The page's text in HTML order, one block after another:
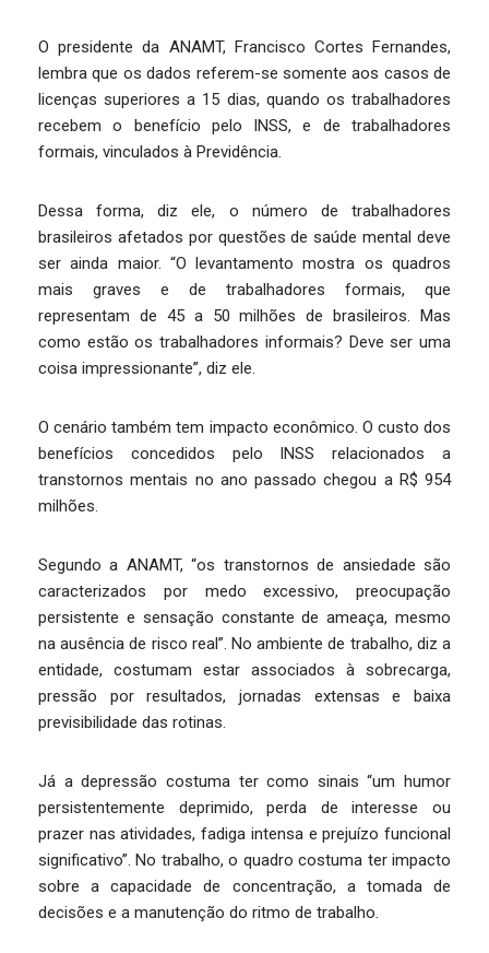
O presidente da ANAMT, Francisco Cortes Fernandes,
lembra que os dados referem-se somente aos casos de
licenças superiores a 15 dias, quando os trabalhadores
recebem o benefício pelo INSS, e de trabalhadores
formais, vinculados à Previdência.
Dessa forma, diz ele, o número de trabalhadores
brasileiros afetados por questões de saúde mental deve
ser ainda maior. “O levantamento mostra os quadros
mais graves e de trabalhadores formais, que
representam de 45 a 50 milhões de brasileiros. Mas
como estão os trabalhadores informais? Deve ser uma
coisa impressionante”, diz ele.
O cenário também tem impacto econômico. O custo dos
benefícios concedidos pelo INSS relacionados a
transtornos mentais no ano passado chegou a R$ 954
milhões.
Segundo a ANAMT, “os transtornos de ansiedade são
caracterizados por medo excessivo, preocupação
persistente e sensação constante de ameaça, mesmo
na ausência de risco real”. No ambiente de trabalho, diz a
entidade, costumam estar associados à sobrecarga,
pressão por resultados, jornadas extensas e baixa
previsibilidade das rotinas.
Já a depressão costuma ter como sinais “um humor
persistentemente deprimido, perda de interesse ou
prazer nas atividades, fadiga intensa e prejuízo funcional
significativo”. No trabalho, o quadro costuma ter impacto
sobre a capacidade de concentração, a tomada de
decisões e a manutenção do ritmo de trabalho.